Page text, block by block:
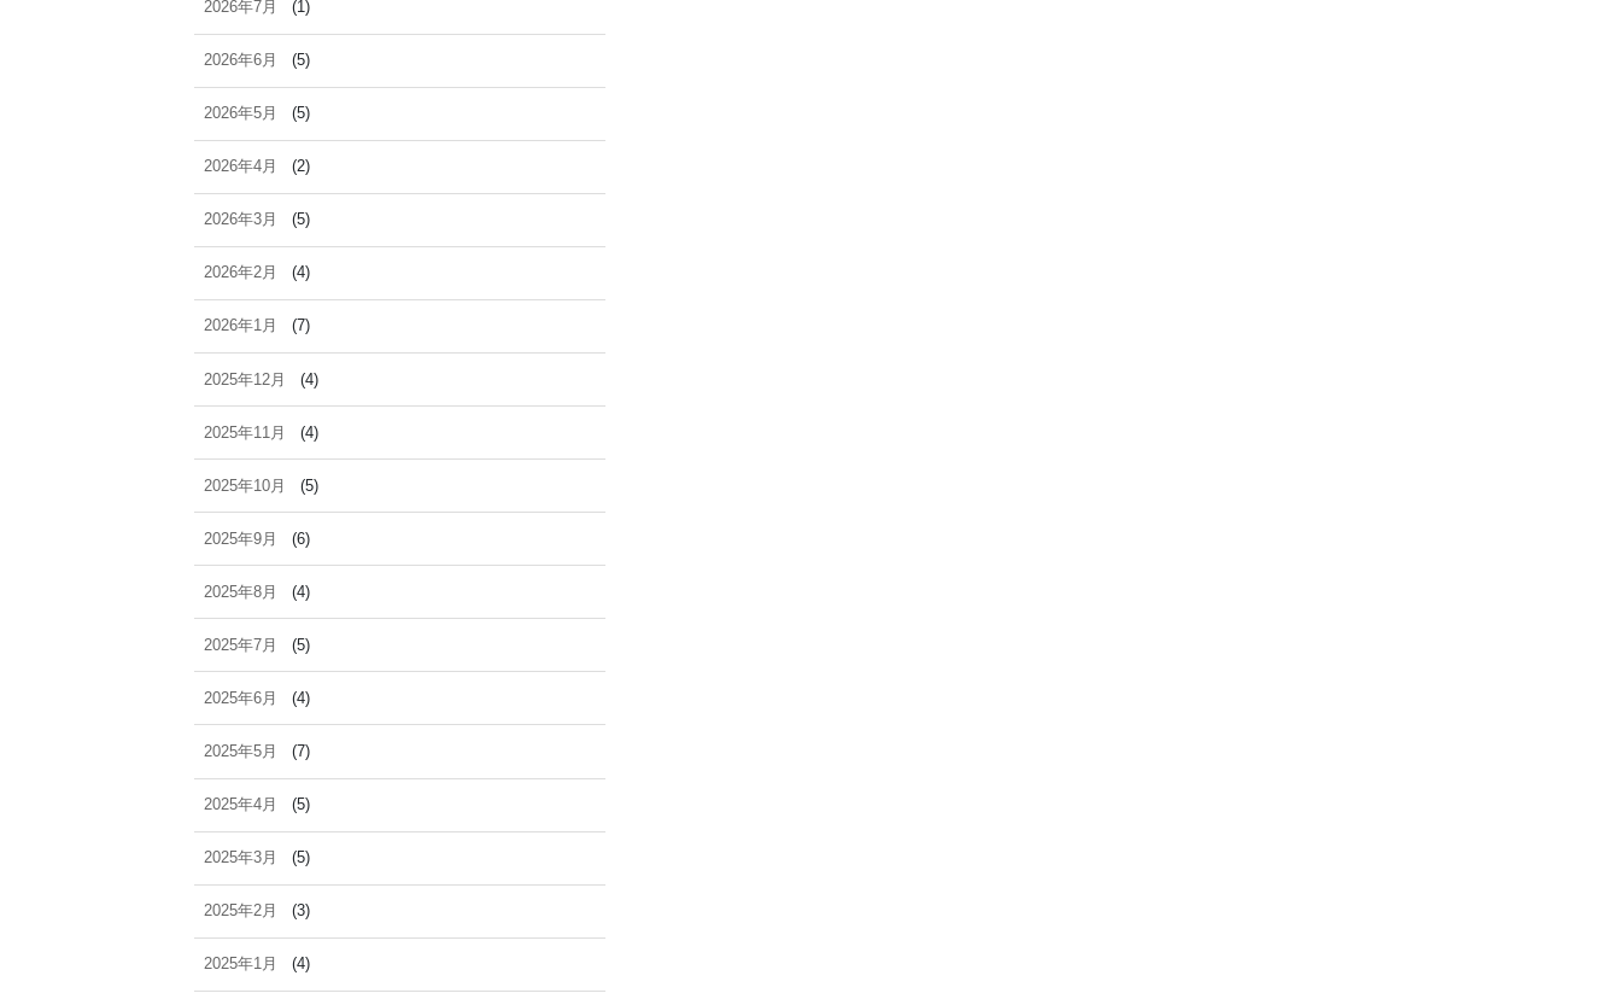
2026年7月 (1)
2026年6月 (5)
2026年5月 (5)
2026年4月 (2)
2026年3月 (5)
2026年2月 (4)
2026年1月 (7)
2025年12月 (4)
2025年11月 (4)
2025年10月 (5)
2025年9月 (6)
2025年8月 (4)
2025年7月 (5)
2025年6月 (4)
2025年5月 (7)
2025年4月 (5)
2025年3月 (5)
2025年2月 (3)
2025年1月 (4)